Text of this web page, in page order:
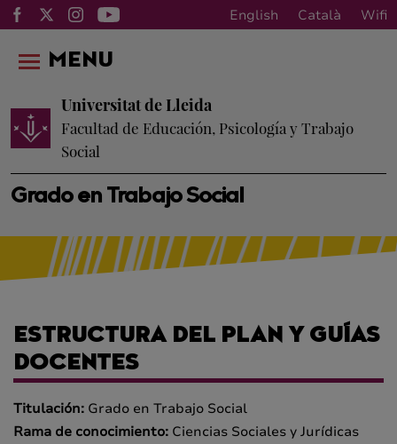
English Català Wifi
Grado en Trabajo Social
Universitat de Lleida
Facultad de Educación, Psicología y Trabajo
Social
MENU
ESTRUCTURA DEL PLAN Y GUÍAS
DOCENTES
Titulación: Grado en Trabajo Social
Rama de conocimiento: Ciencias Sociales y Jurídicas